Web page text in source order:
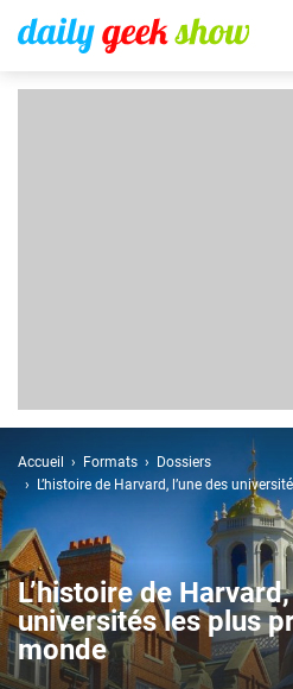
Accueil Formats
Dossiers
L’histoire de Harvard, l’une des
L’histoire de
universités les plus
monde